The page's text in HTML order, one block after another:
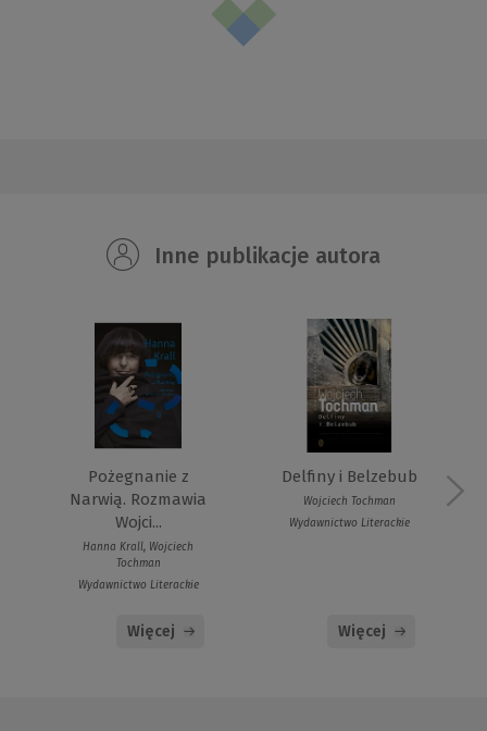
Inne publikacje autora
Pożegnanie z
Narwią. Rozmawia
Wojci...
Hanna Krall, Wojciech
Tochman
Wydawnictwo Literackie
Więcej
Delfiny i Belzebub
Wojciech Tochman
Wydawnictwo Literackie
Więcej